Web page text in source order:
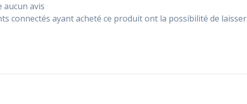
aucun avis
connectés ayant acheté ce produit ont la possibilité de